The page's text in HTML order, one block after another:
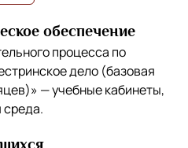
обеспечение
процесса по
дело (базовая
— учебные кабинеты,
среда.